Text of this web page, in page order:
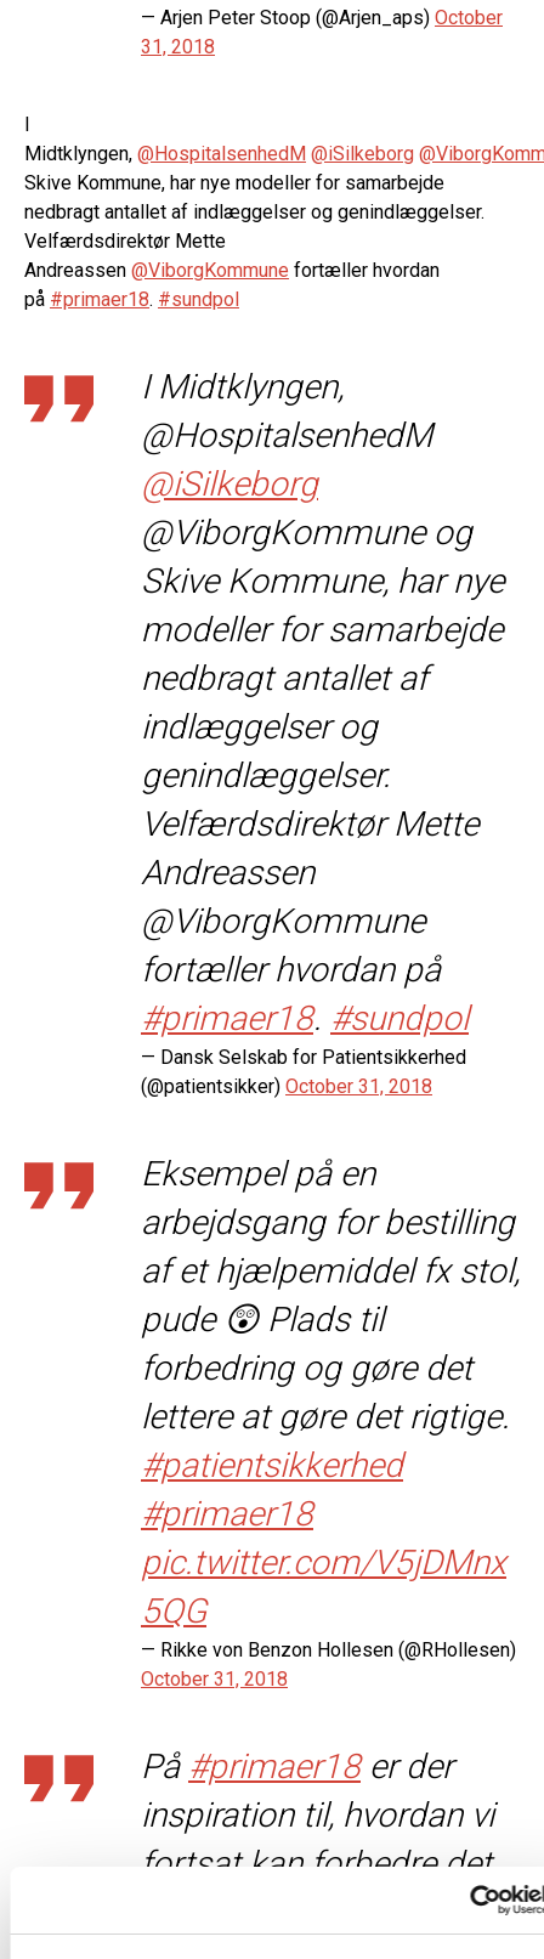
— Arjen Peter Stoop (@Arjen_aps) October
31, 2018
I
Midtklyngen, @HospitalsenhedM @iSilkeborg
Skive Kommune, har nye modeller for samarbejde
nedbragt antallet af indlæggelser og genindlæggelser.
Velfærdsdirektør Mette
Andreassen @ViborgKommune fortæller hvordan
på #primaer18. #sundpol
I Midtklyngen,
@HospitalsenhedM
@iSilkeborg
@ViborgKommune og
Skive Kommune, har nye
modeller for samarbejde
nedbragt antallet af
indlæggelser og
genindlæggelser.
Velfærdsdirektør Mette
Andreassen
@ViborgKommune
fortæller hvordan på
#primaer18. #sundpol
— Dansk Selskab for Patientsikkerhed
(@patientsikker) October 31, 2018
Eksempel på en
arbejdsgang for bestilling
af et hjælpemiddel fx stol,
pude 😲 Plads til
forbedring og gøre det
lettere at gøre det rigtige.
#patientsikkerhed
#primaer18
pic.twitter.com/V5jDMnx
5QG
— Rikke von Benzon Hollesen (@RHollesen)
October 31, 2018
På #primaer18er der
inspiration til, hvordan vi
fortsat kan forbedre det